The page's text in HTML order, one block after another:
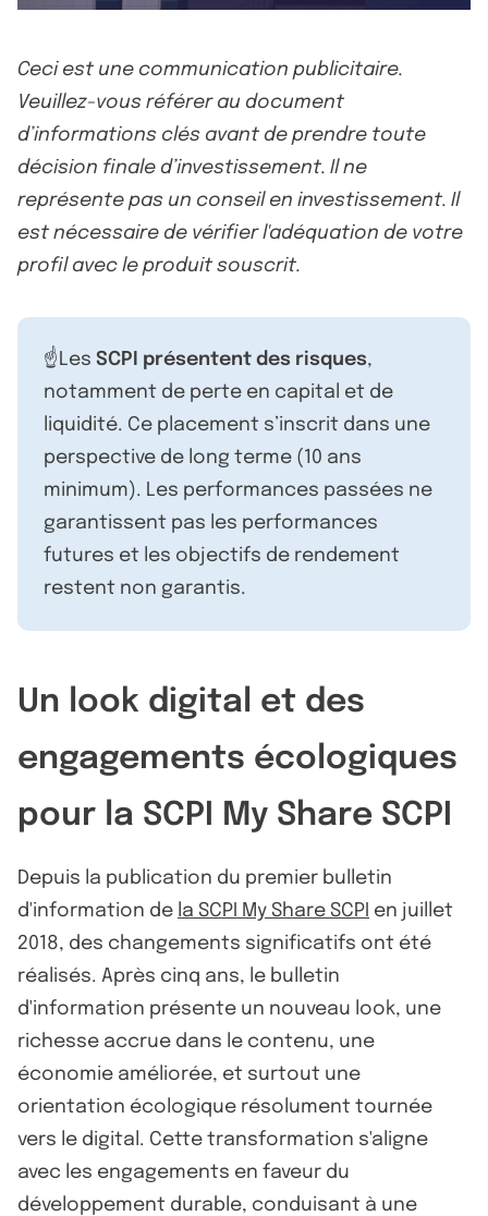
Ceci est une communication publicitaire.
Veuillez-vous référer au document
d’informations clés avant de prendre toute
décision finale d’investissement. Il ne
représente pas un conseil en investissement. Il
est nécessaire de vérifier l'adéquation de votre
profil avec le produit souscrit.
☝️Les SCPI présentent des risques,
notamment de perte en capital et de
liquidité. Ce placement s’inscrit dans une
perspective de long terme (10 ans
minimum). Les performances passées ne
garantissent pas les performances
futures et les objectifs de rendement
restent non garantis.
Un look digital et des
engagements écologiques
pour la SCPI My Share SCPI
Depuis la publication du premier bulletin
d'information de la SCPI My Share SCPI en juillet
2018, des changements significatifs ont été
réalisés. Après cinq ans, le bulletin
d'information présente un nouveau look, une
richesse accrue dans le contenu, une
économie améliorée, et surtout une
orientation écologique résolument tournée
vers le digital. Cette transformation s'aligne
avec les engagements en faveur du
développement durable, conduisant à une